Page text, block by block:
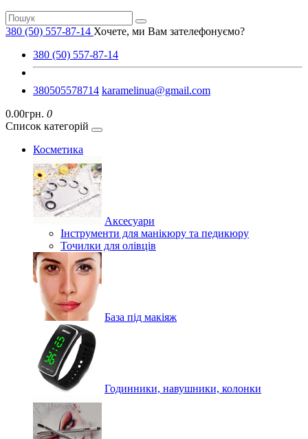
380 (50) 557-87-14 Хочете, ми Вам зателефонуємо?
380 (50) 557-87-14
380505578714 karamelinua@gmail.com
0.00грн. 0
Список категорій
Косметика
Аксесуари
Інструменти для манікюру та педикюру
Точилки для олівців
База під макіяж
Годинники, навушники, колонки